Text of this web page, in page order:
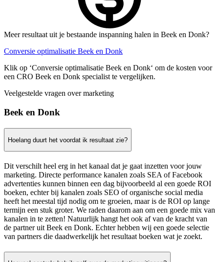
Meer resultaat uit je bestaande inspanning halen in Beek en Donk?
Conversie optimalisatie Beek en Donk
Klik op ‘Conversie optimalisatie Beek en Donk‘ om de kosten voor
een CRO Beek en Donk specialist te vergelijken.
Veelgestelde vragen over marketing
Beek en Donk
Hoelang duurt het voordat ik resultaat zie?
Dit verschilt heel erg in het kanaal dat je gaat inzetten voor jouw
marketing. Directe performance kanalen zoals SEA of Facebook
advertenties kunnen binnen een dag bijvoorbeeld al een goede ROI
boeken, echter bij kanalen zoals SEO of organische social media
heeft het meestal tijd nodig om te groeien, maar is de ROI op lange
termijn een stuk groter. We raden daarom aan om een goede mix van
kanalen in te zetten! Natuurlijk hangt het ook af van de kracht van
de partner uit Beek en Donk. Echter hebben wij een goede selectie
van partners die daadwerkelijk het resultaat boeken wat je zoekt.